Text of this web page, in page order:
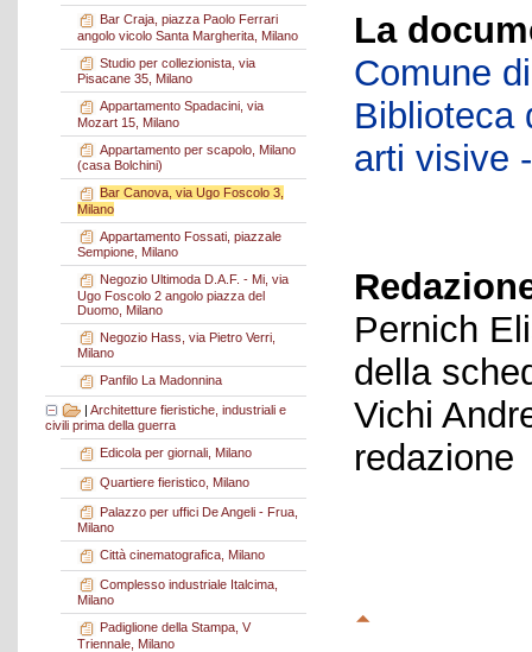
Bar Craja, piazza Paolo Ferrari
angolo vicolo Santa Margherita, Milano
Studio per collezionista, via
Pisacane 35, Milano
Appartamento Spadacini, via
Mozart 15, Milano
Appartamento per scapolo, Milano
(casa Bolchini)
Bar Canova, via Ugo Foscolo 3,
Milano
Appartamento Fossati, piazzale
Sempione, Milano
Negozio Ultimoda D.A.F. - Mi, via
Ugo Foscolo 2 angolo piazza del
Duomo, Milano
Negozio Hass, via Pietro Verri,
Milano
Panfilo La Madonnina
| Architetture fieristiche, industriali e
civili prima della guerra
Edicola per giornali, Milano
Quartiere fieristico, Milano
Palazzo per uffici De Angeli - Frua,
Milano
Città cinematografica, Milano
Complesso industriale Italcima,
Milano
Padiglione della Stampa, V
Triennale, Milano
La
Comune
Biblioteca
arti visive
Pernich
della
Vichi
redazione